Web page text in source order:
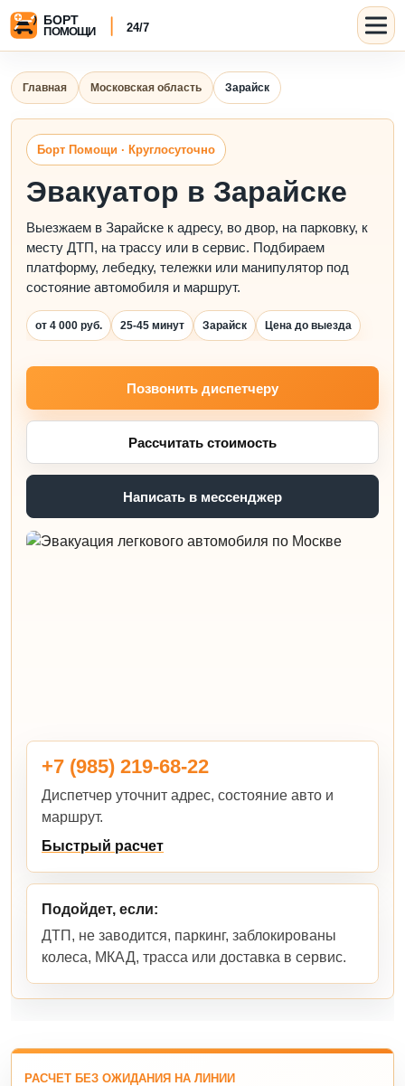
Главная Московская область Зарайск
Борт Помощи · Круглосуточно
Эвакуатор в Зарайске
Выезжаем в Зарайске к адресу, во двор, на парковку, к
месту ДТП, на трассу или в сервис. Подбираем
платформу, лебедку, тележки или манипулятор под
состояние автомобиля и маршрут.
от 4 000 руб. 25-45 минут Зарайск Цена до выезда
Позвонить диспетчеру
Рассчитать стоимость
Написать в мессенджер
+7 (985) 219-68-22
Диспетчер уточнит адрес, состояние авто и
маршрут.
Быстрый расчет
Подойдет, если:
ДТП, не заводится, паркинг, заблокированы
колеса, МКАД, трасса или доставка в сервис.
РАСЧЕТ БЕЗ ОЖИДАНИЯ НА ЛИНИИ